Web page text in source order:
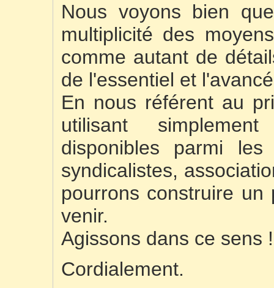
Nous voyons bien
multiplicité des
comme autant de
de l'essentiel et
En nous référent au
utilisant
disponibles parmi les
syndicalistes,
pourrons construire
venir.
Agissons dans ce sens !
Cordialement.